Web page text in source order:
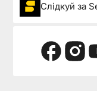
Слідкуй за